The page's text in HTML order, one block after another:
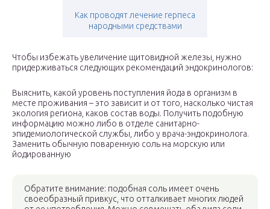
Как проводят лечение герпеса
народными средствами
Чтобы избежать увеличение щитовидной железы, нужно
придерживаться следующих рекомендаций эндокринологов:
Выяснить, какой уровень поступления йода в организм в
месте проживания – это зависит и от того, насколько чистая
экология региона, каков состав воды. Получить подобную
информацию можно либо в отделе санитарно-
эпидемиологической службы, либо у врача-эндокринолога.
Заменить обычную поваренную соль на морскую или
йодированную
Обратите внимание: подобная соль имеет очень
своеобразный привкус, что отталкивает многих людей